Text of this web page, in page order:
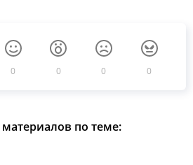
0 0 0 0
по теме: